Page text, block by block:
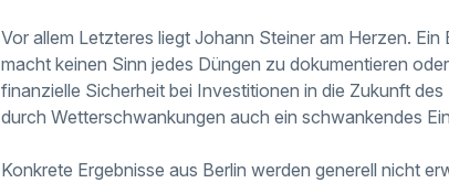
Vor allem Letzteres liegt Johann Steiner am Herzen.
macht keinen Sinn jedes Düngen zu dokumentieren
finanzielle Sicherheit bei Investitionen in die Zukunft
durch Wetterschwankungen auch ein schwankendes
Konkrete Ergebnisse aus Berlin werden generell nicht